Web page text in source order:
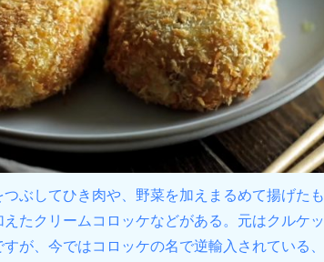
ぶしてひき肉や、野菜を加えまるめて揚げたも
たクリームコロッケなどがある。元はクルケッ
が、今ではコロッケの名で逆輸入されている、